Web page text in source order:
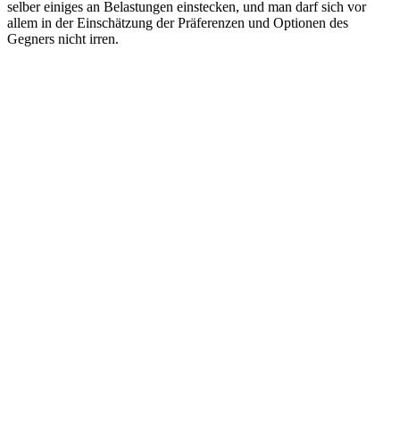
selber einiges an Belas­tungen einstecken, und man darf sich vor
allem in der Einschätzung der Präfe­renzen und Optionen des
Gegners nicht irren.